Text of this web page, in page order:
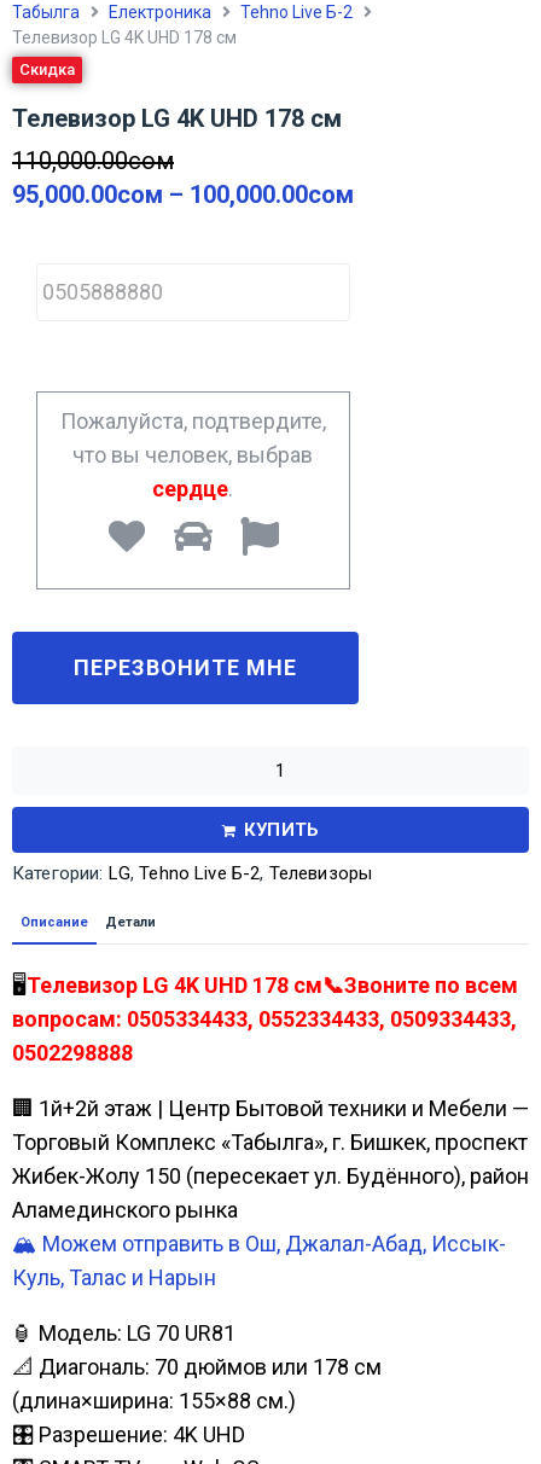
Табылга Електроника
Tehno Live Б-2
Телевизор LG 4K UHD 178 см
Скидка
Телевизор LG 4K UHD 178 см
110,000.00сом
95,000.00сом – 100,000.00сом
h
o
*
Пожалуйста, подтвердите,
что вы человек, выбрав
сердце.
КУПИТЬ
Категории: LG,Tehno Live Б-2, Телевизоры
Описание Детали
🖥️Телевизор LG 4K UHD 178 см📞Звоните по всем
вопросам: 0505334433, 0552334433, 0509334433,
0502298888
🏢 1й+2й этаж | Центр Бытовой техники и Мебели —
Торговый Комплекс «Табылга», г. Бишкек, проспект
Жибек-Жолу 150 (пересекает ул. Будённого), район
Аламединского рынка
🏔️ Можем отправить в Ош, Джалал-Абад, Иссык-
Куль, Талас и Нарын
🏮 Модель: LG 70 UR81
📐 Диагональ: 70 дюймов или 178 см
(длина×ширина: 155×88 см.)
🎛️ Разрешение: 4K UHD